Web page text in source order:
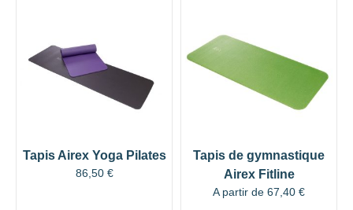
Tapis Airex Yoga Pilates
86,50 €
Tapis de gymnastique
Airex Fitline
A partir de 67,40 €